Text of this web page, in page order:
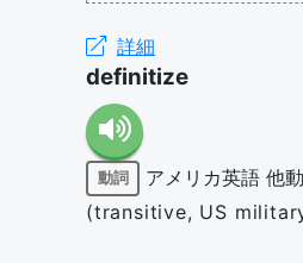
詳細
definitize
動詞 アメリカ英語 他
(transitive, US